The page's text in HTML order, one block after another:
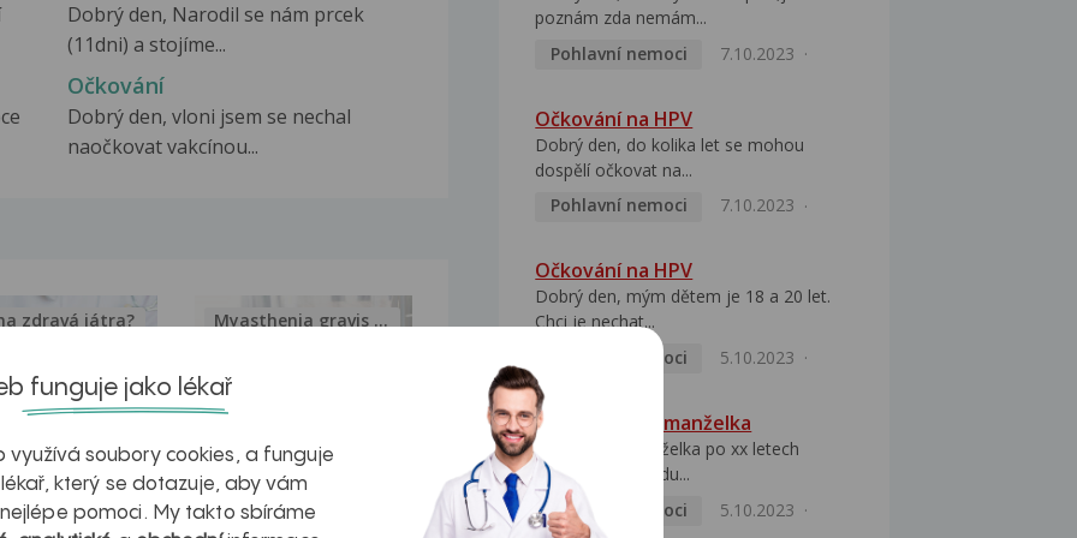
Dobrý den, Narodil se nám prcek
(11dni) a stojíme...
Očkování
Dobrý den, vloni jsem se nechal
naočkovat vakcínou...
zdravá játra?
Inovativní
Myasthenia gravis – vše, co...
poznám zda nemám...
Pohlavní nemoci
7.10.2023
Očkování na HPV
Dobrý den, do kolika let se mohou
dospělí očkovat na...
Pohlavní nemoci
7.10.2023
Očkování na HPV
Dobrý den, mým dětem je 18 a 20 let.
Chci je nechat...
Pohlavní nemoci
5.10.2023
HPV pozitivní manželka
Dobrý den, manželka po xx letech
přivezla z Východu...
Pohlavní nemoci
5.10.2023
funguje jako lékař
využívá soubory cookies, a funguje
který se dotazuje, aby vám
pomoci. My takto sbíráme